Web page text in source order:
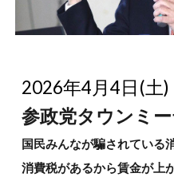
2026年4月4日(土)
参政党タウンミ
国民みんなが騙されている
消費税があるから賃金が上